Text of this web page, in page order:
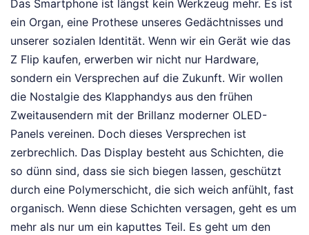
Das Smartphone ist längst kein Werkzeug mehr. Es ist
ein Organ, eine Prothese unseres Gedächtnisses und
unserer sozialen Identität. Wenn wir ein Gerät wie das
Z Flip kaufen, erwerben wir nicht nur Hardware,
sondern ein Versprechen auf die Zukunft. Wir wollen
die Nostalgie des Klapphandys aus den frühen
Zweitausendern mit der Brillanz moderner OLED-
Panels vereinen. Doch dieses Versprechen ist
zerbrechlich. Das Display besteht aus Schichten, die
so dünn sind, dass sie sich biegen lassen, geschützt
durch eine Polymerschicht, die sich weich anfühlt, fast
organisch. Wenn diese Schichten versagen, geht es um
mehr als nur um ein kaputtes Teil. Es geht um den